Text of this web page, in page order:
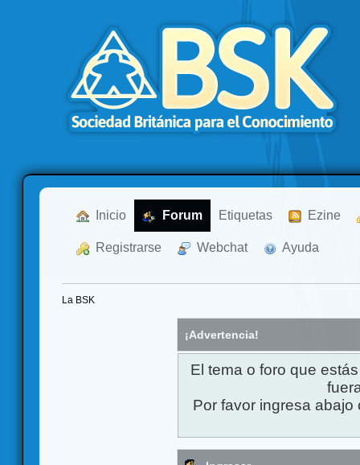
Inicio Forum Etiquetas Ezine
Registrarse Webchat Ayuda
La BSK
¡Advertencia!
El tema o foro que
Por favor ingresa